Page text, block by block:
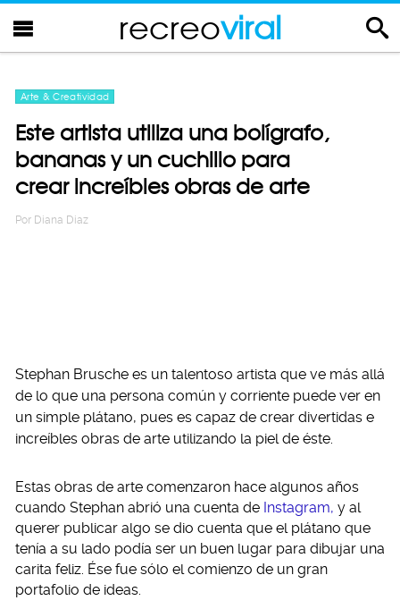
recreoviral
Arte & Creatividad
Este artista utiliza una bolígrafo,
bananas y un cuchillo para
crear increíbles obras de arte
Por Diana Diaz
Stephan Brusche es un talentoso artista que ve más allá
de lo que una persona común y corriente puede ver en
un simple plátano, pues es capaz de crear divertidas e
increíbles obras de arte utilizando la piel de éste.
Estas obras de arte comenzaron hace algunos años
cuando Stephan abrió una cuenta de Instagram, y al
querer publicar algo se dio cuenta que el plátano que
tenía a su lado podía ser un buen lugar para dibujar una
carita feliz. Ése fue sólo el comienzo de un gran
portafolio de ideas.